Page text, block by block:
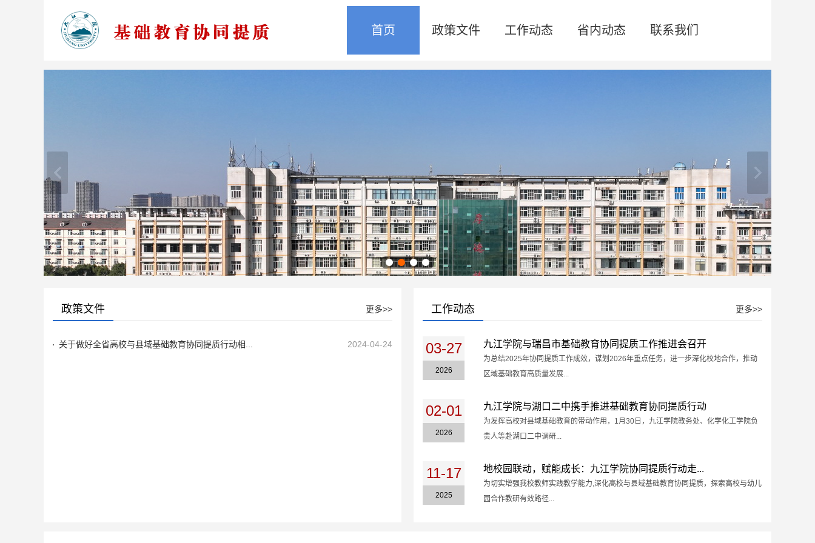
首页 政策文件 工作动态 省内动态 联系我们
政策文件 更多>>
关于做好全省高校与县域基础教育协同提质行动相... 2024-04-24
工作动态 更多>>
03-27
2026
九江学院与瑞昌市基础教育协同提质工作推进会召开
为总结2025年协同提质工作成效，谋划2026年重点任务，进一步深化校地合作，推动
区域基础教育高质量发展...
02-01
2026
九江学院与湖口二中携手推进基础教育协同提质行动
‍为发挥高校对县域基础教育的带动作用，1月30日，九江学院教务处、化学化工学院负
责人等赴湖口二中调研...
11-17
2025
地校园联动，赋能成长：九江学院协同提质行动走...
​为切实增强我校教师实践教学能力,深化高校与县域基础教育协同提质，探索高校与幼儿
园合作教研有效路径...